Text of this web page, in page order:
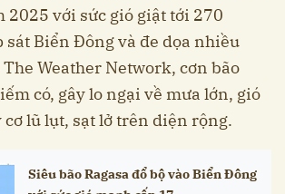
2025 với sức gió giật tới 270
sát Biển Đông và đe dọa nhiều
Weather Network, cơn bão
có, gây lo ngại về mưa lớn, gió
lũ lụt, sạt lở trên diện rộng.
Siêu bão Ragasa đổ bộ vào Biển Đông